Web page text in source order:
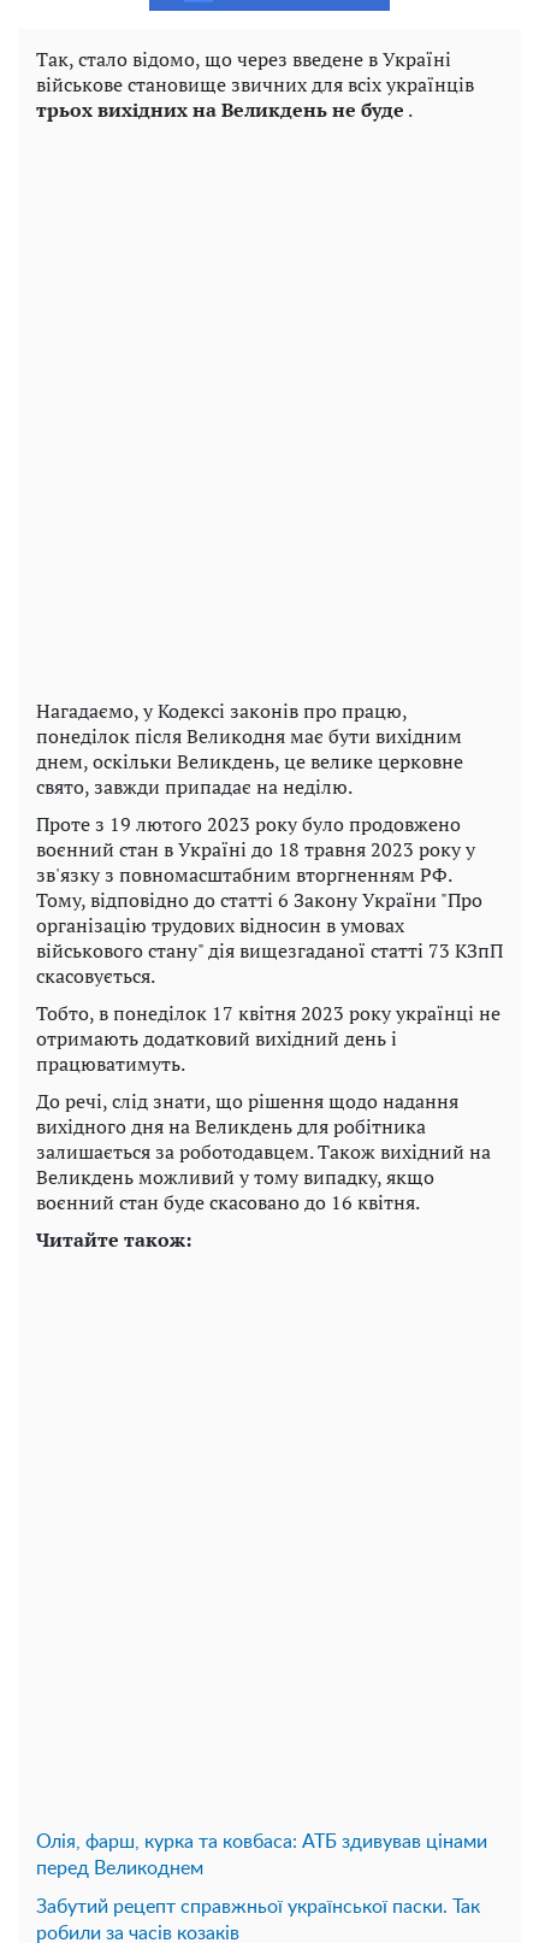
Так, стало відомо, що через введене в Україні
військове становище звичних для всіх українців
трьох вихідних на Великдень не буде .
Нагадаємо, у Кодексі законів про працю,
понеділок після Великодня має бути вихідним
днем, оскільки Великдень, це велике церковне
свято, завжди припадає на неділю.
Проте з 19 лютого 2023 року було продовжено
воєнний стан в Україні до 18 травня 2023 року у
зв'язку з повномасштабним вторгненням РФ.
Тому, відповідно до статті 6 Закону України "Про
організацію трудових відносин в умовах
військового стану" дія вищезгаданої статті 73 КЗпП
скасовується.
Тобто, в понеділок 17 квітня 2023 року українці не
отримають додатковий вихідний день і
працюватимуть.
До речі, слід знати, що рішення щодо надання
вихідного дня на Великдень для робітника
залишається за роботодавцем. Також вихідний на
Великдень можливий у тому випадку, якщо
воєнний стан буде скасовано до 16 квітня.
Читайте також:
Олія, фарш, курка та ковбаса: АТБ здивував цінами
перед Великоднем
Забутий рецепт справжньої української паски. Так
робили за часів козаків